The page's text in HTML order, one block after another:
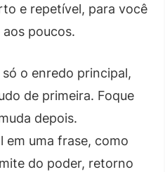
e repetível, para você
poucos.
o enredo principal,
de primeira. Foque
depois.
em uma frase, como
do poder, retorno